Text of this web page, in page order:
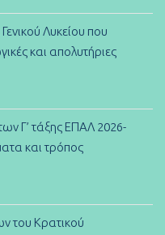
Λυκείου που
και απολυτήριες
Γ’ τάξης ΕΠΑΛ 2026-
και τρόπος
του Κρατικού